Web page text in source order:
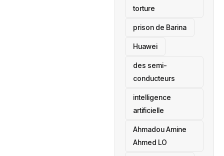
torture
prison de Barina
Huawei
des semi-
conducteurs
intelligence
artificielle
Ahmadou Amine
Ahmed LO